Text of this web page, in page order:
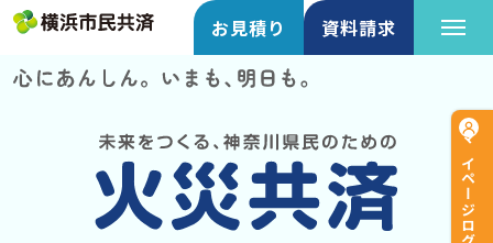
お見積り 資料請求
マイページログイン